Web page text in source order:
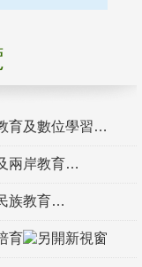
育及數位學習
兩岸教育
族教育
育